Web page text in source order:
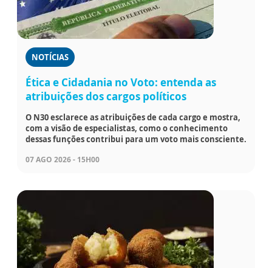
NOTÍCIAS
Ética e Cidadania no Voto: entenda as
atribuições dos cargos políticos
O N30 esclarece as atribuições de cada cargo e mostra,
com a visão de especialistas, como o conhecimento
dessas funções contribui para um voto mais consciente.
07 AGO 2026 - 15H00